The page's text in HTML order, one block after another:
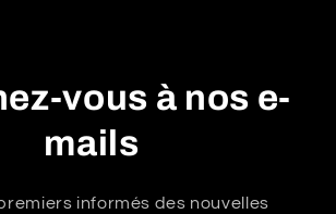
vous à nos e-
mails
informés des nouvelles